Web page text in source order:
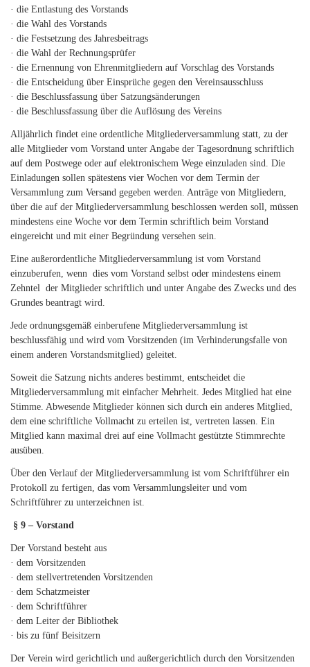
· die Entlastung des Vorstands
· die Wahl des Vorstands
· die Festsetzung des Jahresbeitrags
· die Wahl der Rechnungsprüfer
· die Ernennung von Ehrenmitgliedern auf Vorschlag des Vorstands
· die Entscheidung über Einsprüche gegen den Vereinsausschluss
· die Beschlussfassung über Satzungsänderungen
· die Beschlussfassung über die Auflösung des Vereins
Alljährlich findet eine ordentliche Mitgliederversammlung statt, zu der
alle Mitglieder vom Vorstand unter Angabe der Tagesordnung schriftlich
auf dem Postwege oder auf elektronischem Wege einzuladen sind. Die
Einladungen sollen spätestens vier Wochen vor dem Termin der
Versammlung zum Versand gegeben werden. Anträge von Mitgliedern,
über die auf der Mitgliederversammlung beschlossen werden soll, müssen
mindestens eine Woche vor dem Termin schriftlich beim Vorstand
eingereicht und mit einer Begründung versehen sein.
Eine außerordentliche Mitgliederversammlung ist vom Vorstand
einzuberufen, wenn dies vom Vorstand selbst oder mindestens einem
Zehntel der Mitglieder schriftlich und unter Angabe des Zwecks und des
Grundes beantragt wird.
Jede ordnungsgemäß einberufene Mitgliederversammlung ist
beschlussfähig und wird vom Vorsitzenden (im Verhinderungsfalle von
einem anderen Vorstandsmitglied) geleitet.
Soweit die Satzung nichts anderes bestimmt, entscheidet die
Mitgliederversammlung mit einfacher Mehrheit. Jedes Mitglied hat eine
Stimme. Abwesende Mitglieder können sich durch ein anderes Mitglied,
dem eine schriftliche Vollmacht zu erteilen ist, vertreten lassen. Ein
Mitglied kann maximal drei auf eine Vollmacht gestützte Stimmrechte
ausüben.
Über den Verlauf der Mitgliederversammlung ist vom Schriftführer ein
Protokoll zu fertigen, das vom Versammlungsleiter und vom
Schriftführer zu unterzeichnen ist.
§ 9 – Vorstand
Der Vorstand besteht aus
· dem Vorsitzenden
· dem stellvertretenden Vorsitzenden
· dem Schatzmeister
· dem Schriftführer
· dem Leiter der Bibliothek
· bis zu fünf Beisitzern
Der Verein wird gerichtlich und außergerichtlich durch den Vorsitzenden